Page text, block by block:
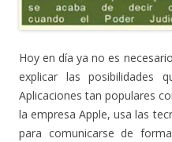
Hoy en día ya no es
explicar las posibilidades
Aplicaciones tan populares
la empresa Apple, usa las
para comunicarse de